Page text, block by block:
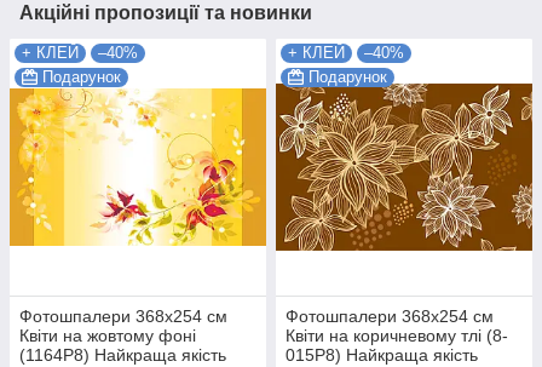
Акційні пропозиції та новинки
+ КЛЕЙ
–40%
Подарунок
Фотошпалери 368х254 см
Квіти на жовтому фоні
(1164P8) Найкраща якість
+ КЛЕЙ
–40%
Подарунок
Фотошпалери 368х254 см
Квіти на коричневому тлі (8-
015P8) Найкраща якість